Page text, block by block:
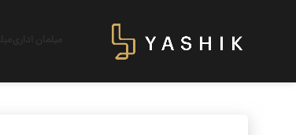
مبلمان اداری